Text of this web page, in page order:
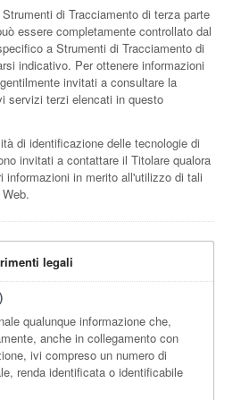
di Tracciamento di terza parte
essere completamente controllato dal
a Strumenti di Tracciamento di
indicativo. Per ottenere informazioni
invitati a consultare la
servizi terzi elencati in questo
di identificazione delle tecnologie di
invitati a contattare il Titolare qualora
informazioni in merito all'utilizzo di tali
legali
qualunque informazione che,
anche in collegamento con
ivi compreso un numero di
renda identificata o identificabile